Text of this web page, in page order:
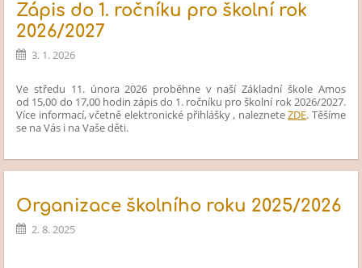
Zápis do 1. ročníku pro školní rok
2026/2027
3. 1. 2026
Ve středu 11. února 2026 proběhne v naší Základní škole Amos
od 15,00 do 17,00 hodin zápis do 1. ročníku pro školní rok 2026/2027.
Více informací, včetně elektronické přihlášky , nalezneteZDE. Těšíme
se na Vás i na Vaše děti.
Organizace školního roku 2025/2026
2. 8. 2025